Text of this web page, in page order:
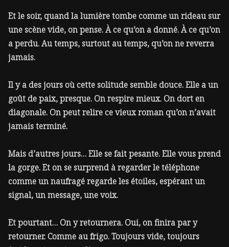
Et le soir, quand la lumière tombe comme un rideau sur
une scène vide, on pense. À ce qu’on a donné. À ce qu’on
a perdu. Au temps, surtout au temps, qu’on ne reverra
jamais.
Il y a des jours où cette solitude semble douce. Elle a un
goût de paix, presque. On respire mieux. On dort en
diagonale. On peut relire ce vieux roman qu’on n’avait
jamais terminé.
Mais d’autres jours… Elle se fait pesante. Elle vous prend
la gorge. Et on se surprend à regarder le téléphone
comme un naufragé regarde les étoiles, espérant un
signal, un message, une voix.
Et pourtant… On y retournera. Oui, on finira par y
retourner. Comme au frigo. Toujours vide, toujours